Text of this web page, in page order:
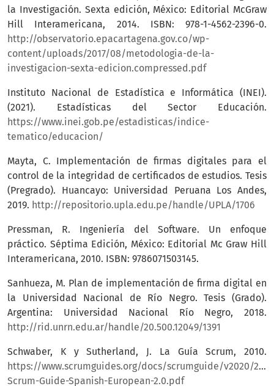
la Investigación. Sexta edición, México: Editorial McGraw
Hill Interamericana, 2014. ISBN: 978-1-4562-2396-0.
http://observatorio.epacartagena.gov.co/wp-
content/uploads/2017/08/metodologia-de-la-
investigacion-sexta-edicion.compressed.pdf
Instituto Nacional de Estadística e Informática (INEI).
(2021). Estadísticas del Sector Educación.
https://www.inei.gob.pe/estadisticas/indice-
tematico/educacion/
Mayta, C. Implementación de firmas digitales para el
control de la integridad de certificados de estudios. Tesis
(Pregrado). Huancayo: Universidad Peruana Los Andes,
2019. http://repositorio.upla.edu.pe/handle/UPLA/1706
Pressman, R. Ingeniería del Software. Un enfoque
práctico. Séptima Edición, México: Editorial Mc Graw Hill
Interamericana, 2010. ISBN: 9786071503145.
Sanhueza, M. Plan de implementación de firma digital en
la Universidad Nacional de Río Negro. Tesis (Grado).
Argentina: Universidad Nacional Río Negro, 2018.
http://rid.unrn.edu.ar/handle/20.500.12049/1391
Schwaber, K y Sutherland, J. La Guía Scrum, 2010.
https://www.scrumguides.org/docs/scrumguide/v2020/
Scrum-Guide-Spanish-European-2.0.pdf